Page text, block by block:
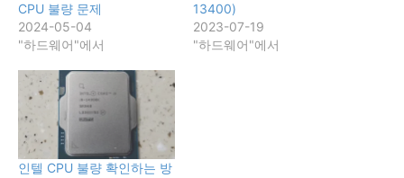
CPU 불량 문제
2024-05-04
"하드웨어"에서
13400)
2023-07-19
"하드웨어"에서
인텔 CPU 불량 확인하는 방